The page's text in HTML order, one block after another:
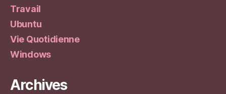
Travail
Ubuntu
Vie Quotidienne
Windows
Archives